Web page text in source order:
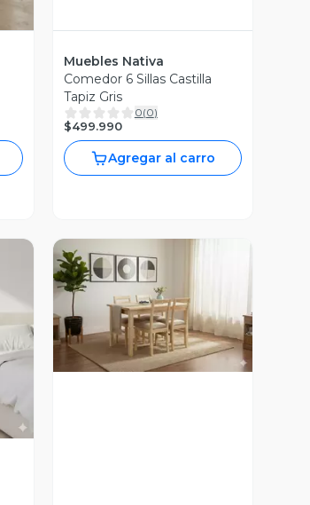
Muebles Nativa
Comedor 6 Sillas Castilla
Tapiz Gris
0(0)
$499.990
Agregar al carro
Vista Previa